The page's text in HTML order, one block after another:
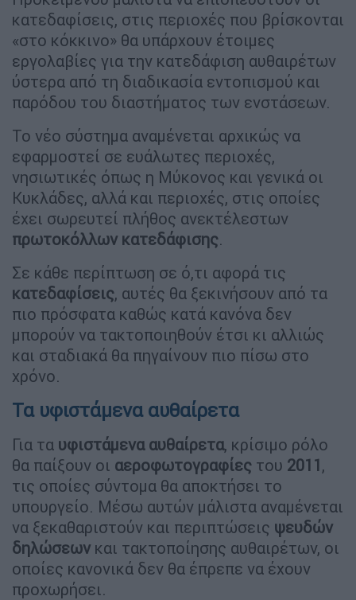
κατεδαφίσεις, στις περιοχές που βρίσκονται
«στο κόκκινο» θα υπάρχουν έτοιμες
εργολαβίες για την κατεδάφιση αυθαιρέτων
ύστερα από τη διαδικασία εντοπισμού και
παρόδου του διαστήματος των ενστάσεων.
Το νέο σύστημα αναμένεται αρχικώς να
εφαρμοστεί σε ευάλωτες περιοχές,
νησιωτικές όπως η Μύκονος και γενικά οι
Κυκλάδες, αλλά και περιοχές, στις οποίες
έχει σωρευτεί πλήθος ανεκτέλεστων
πρωτοκόλλων κατεδάφισης.
Σε κάθε περίπτωση σε ό,τι αφορά τις
κατεδαφίσεις, αυτές θα ξεκινήσουν από τα
πιο πρόσφατα καθώς κατά κανόνα δεν
μπορούν να τακτοποιηθούν έτσι κι αλλιώς
και σταδιακά θα πηγαίνουν πιο πίσω στο
χρόνο.
Τα υφιστάμενα αυθαίρετα
Για τα υφιστάμενα αυθαίρετα, κρίσιμο ρόλο
θα παίξουν οι αεροφωτογραφίες του 2011,
τις οποίες σύντομα θα αποκτήσει το
υπουργείο. Μέσω αυτών μάλιστα αναμένεται
να ξεκαθαριστούν και περιπτώσεις ψευδών
δηλώσεων και τακτοποίησης αυθαιρέτων, οι
οποίες κανονικά δεν θα έπρεπε να έχουν
προχωρήσει.